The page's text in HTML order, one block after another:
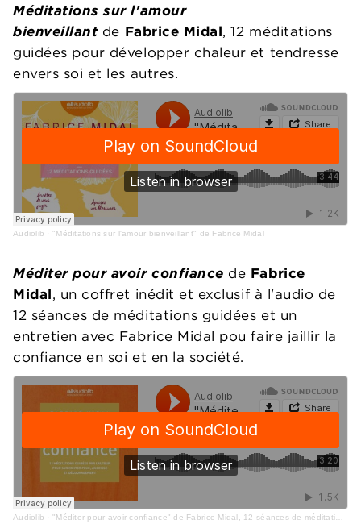
Méditations sur l'amour
bienveillantde Fabrice Midal, 12 méditations
guidées pour développer chaleur et tendresse
envers soi et les autres.
Audiolib · "Méditations sur l'amour bienveillant" de Fabrice Midal
Méditer pour avoir confiance de Fabrice
Midal, un coffret inédit et exclusif à l'audio de
12 séances de méditations guidées et un
entretien avec Fabrice Midal pou faire jaillir la
confiance en soi et en la société.
Audiolib · "Méditer pour avoir confiance" de Fabrice Midal, 12 séances de méditation guidées par l'auteur